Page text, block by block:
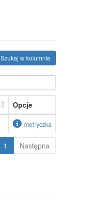
Szukaj w kolumnie
Opcje
metryczka
1 Następna